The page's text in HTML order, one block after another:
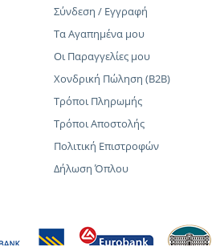
Σύνδεση / Εγγραφή
Τα Αγαπημένα μου
Οι Παραγγελίες μου
Χονδρική Πώληση (B2B)
Τρόποι Πληρωμής
Τρόποι Αποστολής
Πολιτική Επιστροφών
Δήλωση Όπλου